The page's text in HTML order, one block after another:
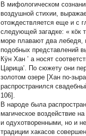
В мифологическом
воздушной стихии,
отождествляется еще и с
следующей загадке: « кöк
море плавают два лебедя,
подобных представлений
Кӱн Хан ’ а носят
Царица’. По сюжету они
золотом озере [Хан по-
распространился
106].
В народе была
магическое воздействие
и одухотворенными, но и
традиции хакасов